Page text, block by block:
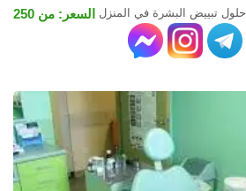
حلول تبييض البشرة في المنزل